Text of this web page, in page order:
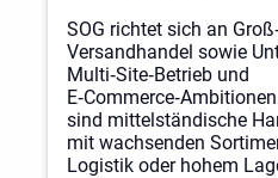
SOG richtet sich an
Versandhandel sowie
Multi‑Site‑Betrieb und
sind mittelständische
mit wachsenden
Logistik oder hohem